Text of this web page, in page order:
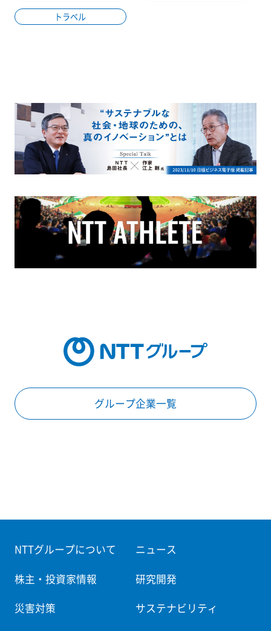
トラベル
グループ企業一覧
NTTグループについて ニュース
株主・投資家情報 研究開発
災害対策 サステナビリティ